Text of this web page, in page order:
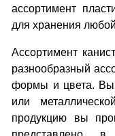
ассортимент
для хранения
Ассортимент
разнообразный
формы и цвета.
или
продукцию вы